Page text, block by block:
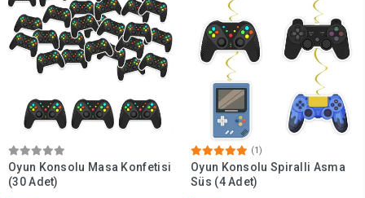
Oyun Konsolu Masa Konfetisi
(30 Adet)
(1)
Oyun Konsolu Spiralli Asma
Süs (4 Adet)